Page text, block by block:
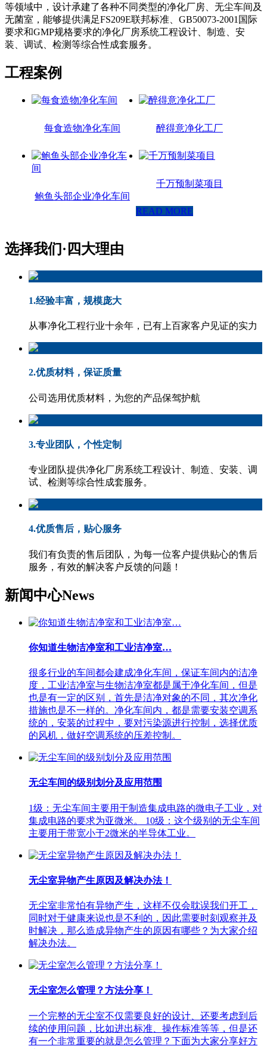
等领域中，设计承建了各种不同类型的净化厂房、无尘车间及
无菌室，能够提供满足FS209E联邦标准、GB50073-2001国际
要求和GMP规格要求的净化厂房系统工程设计、制造、安
装、调试、检测等综合性成套服务。
工程案例
每食造物净化车间 醉得意净化工厂
鲍鱼头部企业净化车间
千万预制菜项目
READ MORE
选择我们· 四大理由
1.经验丰富，规模庞大
从事净化工程行业十余年，已有上百家客户见证的实力
2.优质材料，保证质量
公司选用优质材料，为您的产品保驾护航
3.专业团队，个性定制
专业团队提供净化厂房系统工程设计、制造、安装、调
试、检测等综合性成套服务。
4.优质售后，贴心服务
我们有负责的售后团队，为每一位客户提供贴心的售后
服务，有效的解决客户反馈的问题！
新闻中心News
你知道生物洁净室和工业洁净室…
很多行业的车间都会建成净化车间，保证车间内的洁净
度，工业洁净室与生物洁净室都是属于净化车间，但是
也是有一定的区别，首先是洁净对象的不同，其次净化
措施也是不一样的。净化车间内，都是需要安装空调系
统的，安装的过程中，要对污染源进行控制，选择优质
的风机，做好空调系统的压差控制。
无尘车间的级别划分及应用范围
1级：无尘车间主要用于制造集成电路的微电子工业，对
集成电路的要求为亚微米。 10级：这个级别的无尘车间
主要用于带宽小于2微米的半导体工业。
无尘室异物产生原因及解决办法！
无尘室非常怕有异物产生，这样不仅会耽误我们开工，
同时对于健康来说也是不利的，因此需要时刻观察并及
时解决，那么造成异物产生的原因有哪些？为大家介绍
解决办法。
无尘室怎么管理？方法分享！
一个完整的无尘室不仅需要良好的设计、还要考虑到后
续的使用问题，比如进出标准、操作标准等等，但是还
有一个非常重要的就是怎么管理？下面为大家分享好方